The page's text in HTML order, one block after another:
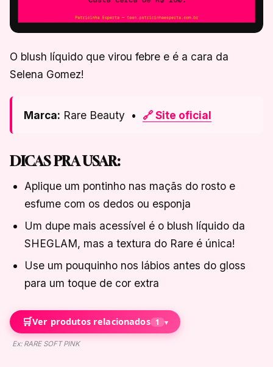
O blush líquido que virou febre e é a cara da
Selena Gomez!
Marca: Rare Beauty • 🔗 Site oficial
DICAS PRA USAR:
Aplique um pontinho nas maçãs do rosto e
esfume com os dedos ou esponja
Um dupe mais acessível é o blush líquido da
SHEGLAM, mas a textura do Rare é única!
Use um pouquinho nos lábios antes do gloss
para um toque de cor extra
🛒Ver produtos relacionados 1 ▾
Ex: RARE SOFT PINK